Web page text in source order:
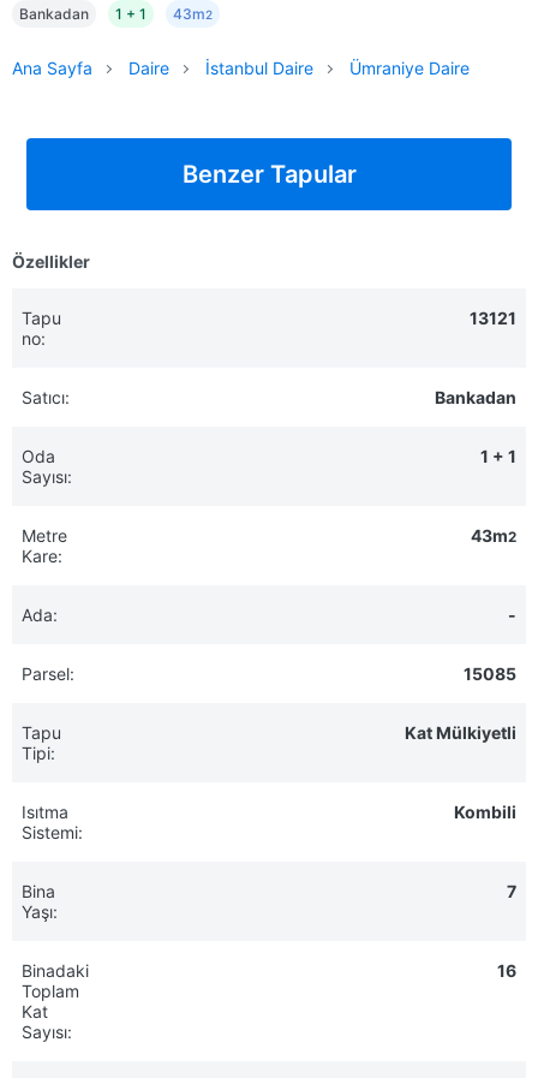
Benzer Tapular
Özellikler
Tapu
no:
13121
Satıcı: Bankadan
Oda
Sayısı:
1 + 1
Metre
Kare:
43m2
Ada: -
Parsel: 15085
Tapu
Tipi:
Kat Mülkiyetli
Isıtma
Sistemi:
Kombili
Bina
Yaşı:
7
Binadaki
Toplam
Kat
Sayısı:
16
Bankadan 1 + 1 43m2
Ana Sayfa Daire İstanbul Daire Ümraniye Daire